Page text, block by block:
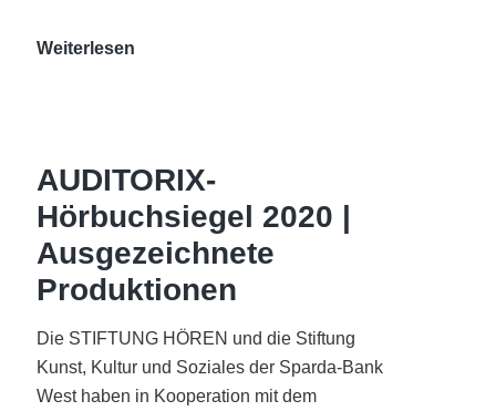
Weiterlesen
Funkhaus
Köln
AUDITORIX-
Hörbuchsiegel 2020 |
Ausgezeichnete
Produktionen
Die STIFTUNG HÖREN und die Stiftung
Kunst, Kultur und Soziales der Sparda-Bank
West haben in Kooperation mit dem